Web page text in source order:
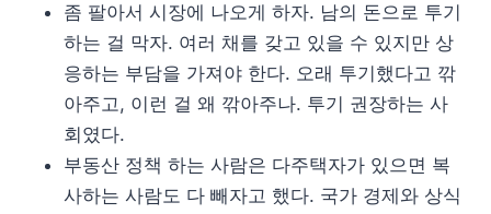
좀 팔아서 시장에 나오게 하자. 남의 돈으로 투기
하는 걸 막자. 여러 채를 갖고 있을 수 있지만 상
응하는 부담을 가져야 한다. 오래 투기했다고 깎
아주고, 이런 걸 왜 깎아주나. 투기 권장하는 사
회였다.
부동산 정책 하는 사람은 다주택자가 있으면 복
사하는 사람도 다 빼자고 했다. 국가 경제와 상식